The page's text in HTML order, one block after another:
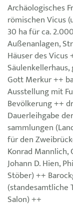
Archäologisches
römischen Vicus
30 ha für ca.
Außenanlagen,
Häuser des Vicus
Gott Merkur ++
Ausstellung mit
Bevölkerung ++
Dauerleihgabe
sammlungen
für den
Konrad Mannlich,
Johann D. Hien,
Stöber) ++
(standesamtliche
Salon) ++